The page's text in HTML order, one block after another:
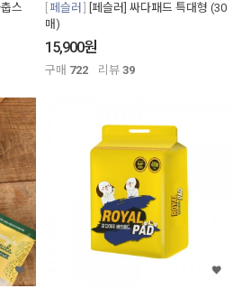
스
페슬러
[페슬러] 싸다패드 특대형 (30
매)
15,900원
구매 722 리뷰 39